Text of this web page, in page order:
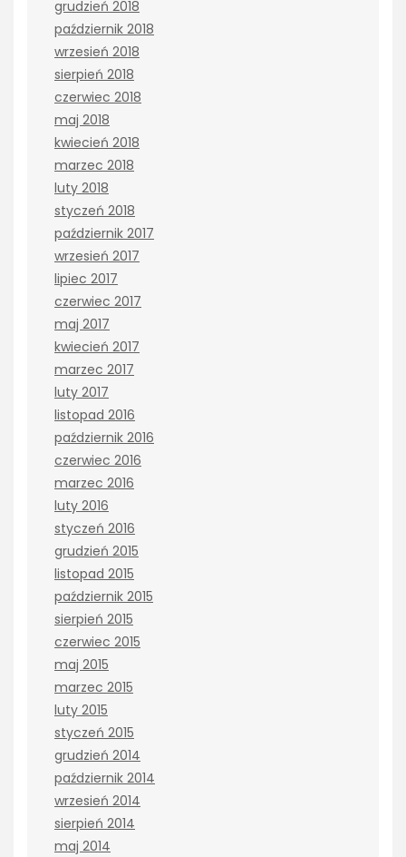
grudzień 2018
październik 2018
wrzesień 2018
sierpień 2018
czerwiec 2018
maj 2018
kwiecień 2018
marzec 2018
luty 2018
styczeń 2018
październik 2017
wrzesień 2017
lipiec 2017
czerwiec 2017
maj 2017
kwiecień 2017
marzec 2017
luty 2017
listopad 2016
październik 2016
czerwiec 2016
marzec 2016
luty 2016
styczeń 2016
grudzień 2015
listopad 2015
październik 2015
sierpień 2015
czerwiec 2015
maj 2015
marzec 2015
luty 2015
styczeń 2015
grudzień 2014
październik 2014
wrzesień 2014
sierpień 2014
maj 2014